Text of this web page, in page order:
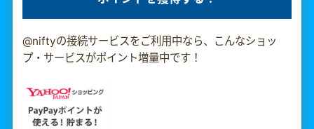
@niftyの接続サービスをご利用中なら、こんなショッ
プ・サービスがポイント増量中です！